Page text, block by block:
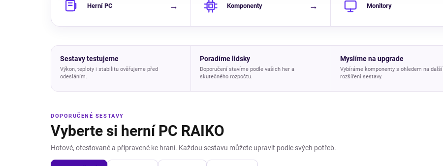
Herní PC → Komponenty → Monitory
Sestavy testujeme
Výkon, teploty i stabilitu ověřujeme před
odesláním.
Poradíme lidsky
Doporučení stavíme podle vašich her a
skutečného rozpočtu.
Myslíme na upgrade
Vybíráme komponenty s ohledem na další
rozšíření sestavy.
DOPORUČENÉ SESTAVY
Vyberte si herní PC RAIKO
Hotové, otestované a připravené ke hraní. Každou sestavu můžete upravit podle svých potřeb.